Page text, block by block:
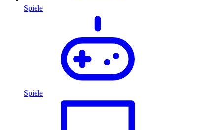
Spiele
Spiele